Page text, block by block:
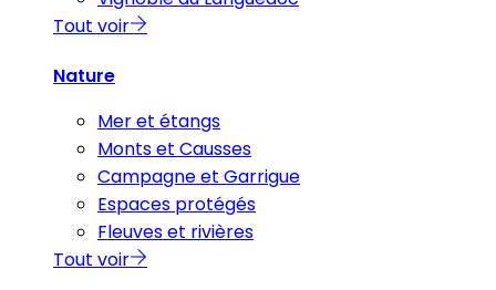
Tout voir
Nature
Mer et étangs
Monts et Causses
Campagne et Garrigue
Espaces protégés
Fleuves et rivières
Tout voir